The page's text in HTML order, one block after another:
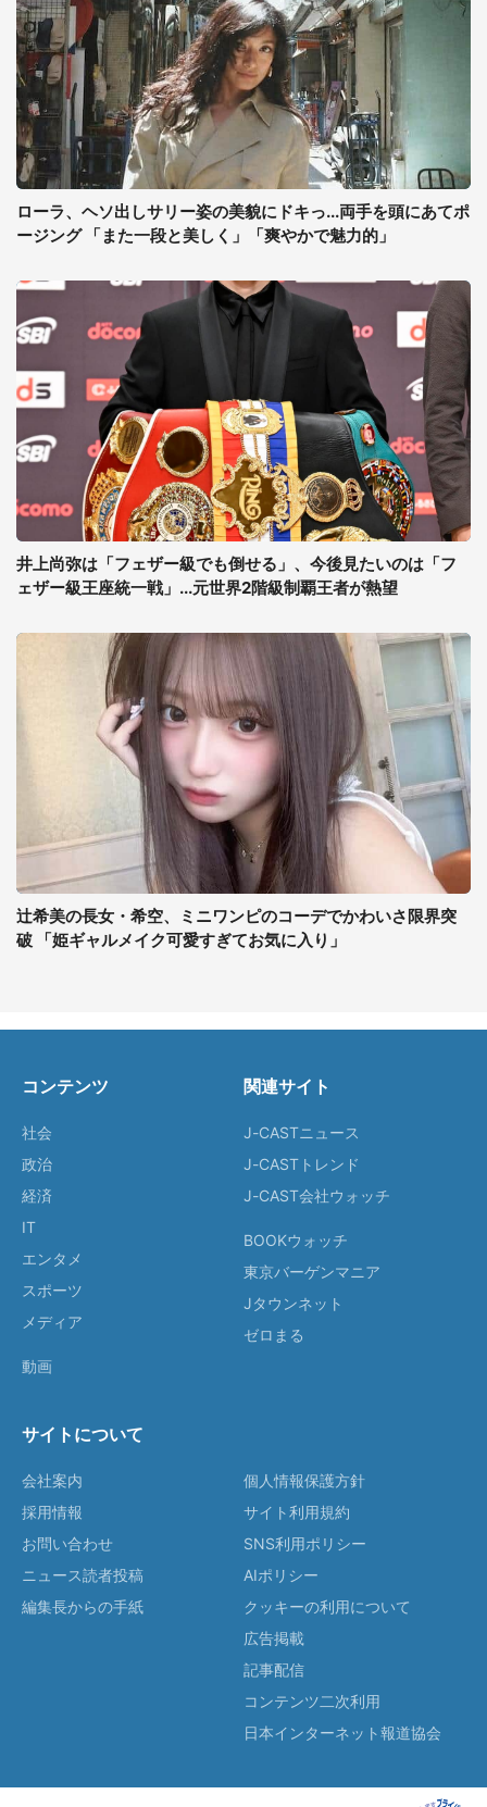
ローラ、ヘソ出しサリー姿の美貌にドキっ...両手を頭にあてポ
ージング 「また一段と美しく」「爽やかで魅力的」
井上尚弥は「フェザー級でも倒せる」、今後見たいのは「フ
ェザー級王座統一戦」...元世界2階級制覇王者が熱望
辻希美の長女・希空、ミニワンピのコーデでかわいさ限界突
破 「姫ギャルメイク可愛すぎてお気に入り」
コンテンツ
社会
政治
経済
IT
エンタメ
スポーツ
メディア
動画
関連サイト
J-CASTニュース
J-CASTトレンド
J-CAST会社ウォッチ
BOOKウォッチ
東京バーゲンマニア
Jタウンネット
ゼロまる
サイトについて
会社案内
採用情報
お問い合わせ
ニュース読者投稿
編集長からの手紙
個人情報保護方針
サイト利用規約
SNS利用ポリシー
AIポリシー
クッキーの利用について
広告掲載
記事配信
コンテンツ二次利用
日本インターネット報道協会